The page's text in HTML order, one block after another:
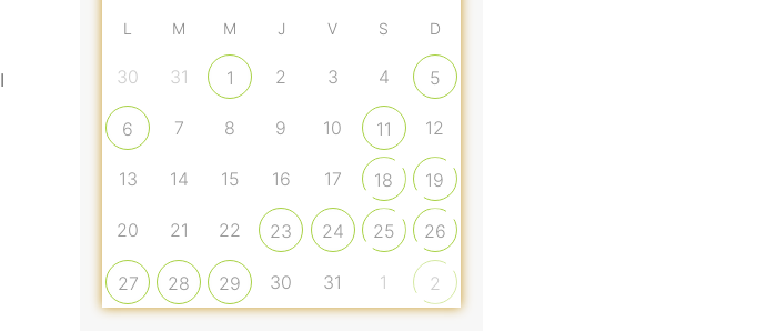
L M M J V S D
30 31 1 2 3 4 5
6 7 8 9 10 11 12
13 14 15 16 17 18 19
20 21 22 23 24 25 26
27 28 29 30 31 1 2